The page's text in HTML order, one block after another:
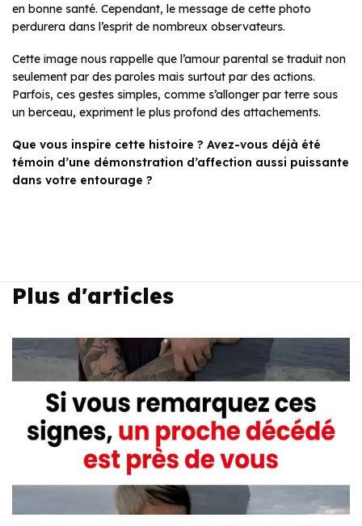
en bonne santé. Cependant, le message de cette photo
perdurera dans l’esprit de nombreux observateurs.
Cette image nous rappelle que l’amour parental se traduit non
seulement par des paroles mais surtout par des actions.
Parfois, ces gestes simples, comme s’allonger par terre sous
un berceau, expriment le plus profond des attachements.
Que vous inspire cette histoire ? Avez-vous déjà été
témoin d’une démonstration d’affection aussi puissante
dans votre entourage ?
Plus d'articles